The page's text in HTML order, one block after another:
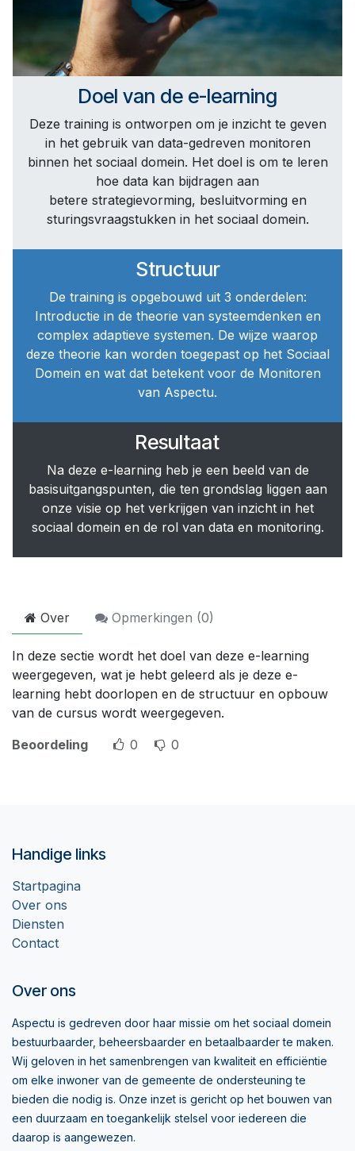
Doel van de e-learning
Deze training is ontworpen om je inzicht te geven
in het gebruik van data-gedreven monitoren
binnen het sociaal domein. Het doel is om te leren
hoe data kan bijdragen aan
betere strategievorming, besluitvorming en
sturingsvraagstukken in het sociaal domein.
Structuur
De training is opgebouwd uit 3 onderdelen:
Introductie in de theorie van systeemdenken en
complex adaptieve systemen. De wijze waarop
deze theorie kan worden toegepast op het Sociaal
Domein en wat dat betekent voor de Monitoren
van Aspectu.
Resultaat
Na deze e-learning heb je een beeld van de
basisuitgangspunten, die ten grondslag liggen aan
onze visie op het verkrijgen van inzicht in het
sociaal domein en de rol van data en monitoring.
Over Opmerkingen (0)
In deze sectie wordt het doel van deze e-learning
weergegeven, wat je hebt geleerd als je deze e-
learning hebt doorlopen en de structuur en opbouw
van de cursus wordt weergegeven.
Beoordeling
0 0
Handige links
Startpagina
Over ons
Diensten
Contact
Over ons
Aspectu is gedreven door haar missie om het sociaal domein
bestuurbaarder, beheersbaarder en betaalbaarder te maken.
Wij geloven in het samenbrengen van kwaliteit en efficiëntie
om elke inwoner van de gemeente de ondersteuning te
bieden die nodig is. Onze inzet is gericht op het bouwen van
een duurzaam en toegankelijk stelsel voor iedereen die
daarop is aangewezen.